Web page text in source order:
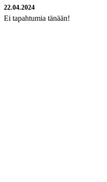
22.04.2024
Ei tapahtumia tänään!